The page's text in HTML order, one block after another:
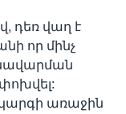
դեռ վաղ է
որ մինչ
առաջին